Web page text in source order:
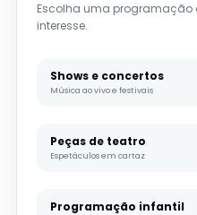
Escolha uma programação
interesse.
Shows e concertos
Música ao vivo e festivais
Peças de teatro
Espetáculos em cartaz
Programação infantil